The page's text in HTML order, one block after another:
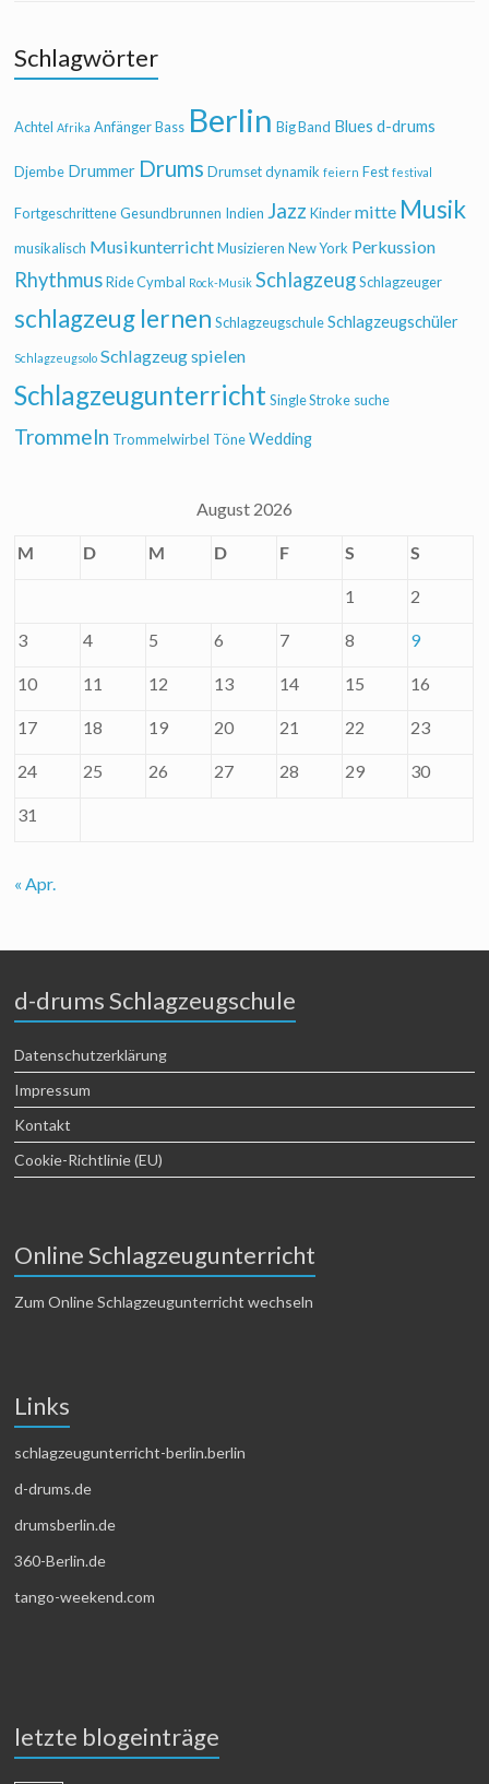
Schlagwörter
Achtel Afrika Anfänger Bass Berlin Big Band Blues d-drums
Djembe Drummer Drums Drumset dynamik feiern Fest festival
Fortgeschrittene Gesundbrunnen Indien Jazz Kinder mitte Musik
musikalisch Musikunterricht Musizieren New York Perkussion
Rhythmus Ride Cymbal Rock-Musik Schlagzeug Schlagzeuger
schlagzeug lernen Schlagzeugschule Schlagzeugschüler
Schlagzeugsolo Schlagzeug spielen
Schlagzeugunterricht Single Stroke suche
Trommeln Trommelwirbel Töne Wedding
August 2026
M D M D F S S
1 2
3 4 5 6 7 8 9
10 11 12 13 14 15 16
17 18 19 20 21 22 23
24 25 26 27 28 29 30
31
« Apr.
d-drums Schlagzeugschule
Datenschutzerklärung
Impressum
Kontakt
Cookie-Richtlinie (EU)
Online Schlagzeugunterricht
Zum Online Schlagzeugunterricht wechseln
Links
schlagzeugunterricht-berlin.berlin
d-drums.de
drumsberlin.de
360-Berlin.de
tango-weekend.com
letzte blogeinträge